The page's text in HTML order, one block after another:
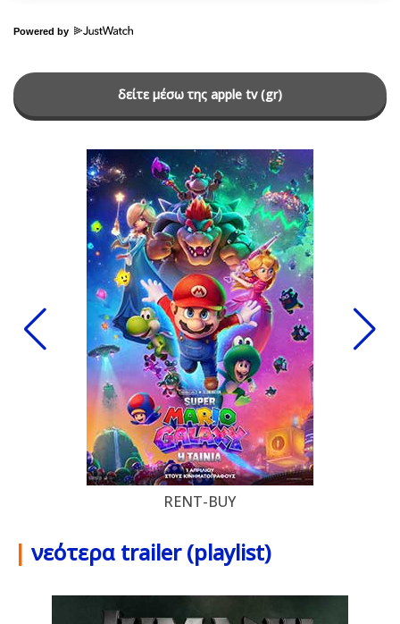
Powered by
δείτε μέσω της apple tv (gr)
RENT-BUY
| νεότερα trailer (playlist)